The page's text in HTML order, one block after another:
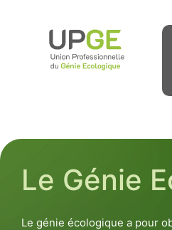
Le Génie
Le génie écologique a pour